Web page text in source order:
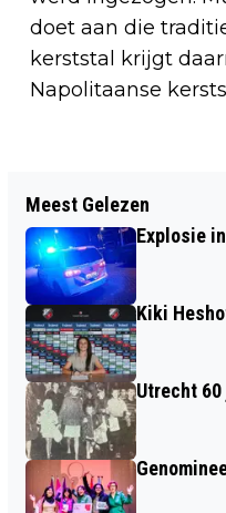
doet aan die
kerststal krijgt
Napolitaanse
TWEE JONGENS
DEALEN
VLEUTENSEWEG
Meest Gelezen
Explosie
Kiki
Utrecht